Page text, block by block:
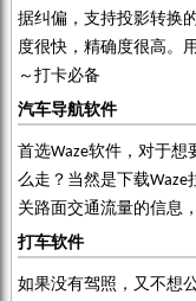
据纠偏，支持投影转换
度很快，精确度很高。
～打卡必备
汽车导航软件
首选Waze软件，对于想
么走？当然是下载Waze
关路面交通流量的信息
打车软件
如果没有驾照，又不想